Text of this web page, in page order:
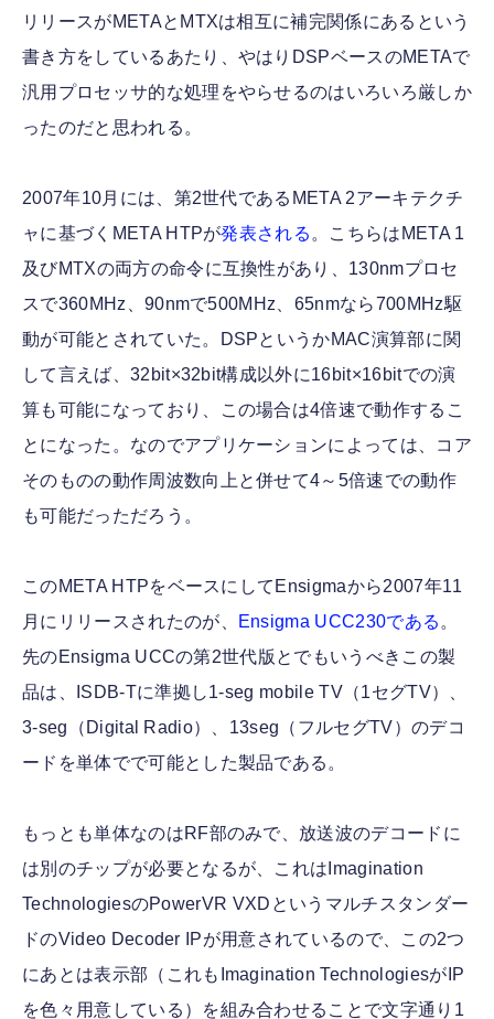
リリースがMETAとMTXは相互に補完関係にあるという
書き方をしているあたり、やはりDSPベースのMETAで
汎用プロセッサ的な処理をやらせるのはいろいろ厳しか
ったのだと思われる。
2007年10月には、第2世代であるMETA 2アーキテクチ
ャに基づくMETA HTPが発表される 。こちらはMETA 1
及びMTXの両方の命令に互換性があり、130nmプロセ
スで360MHz、90nmで500MHz、65nmなら700MHz駆
動が可能とされていた。DSPというかMAC演算部に関
して言えば、32bit×32bit構成以外に16bit×16bitでの演
算も可能になっており、この場合は4倍速で動作するこ
とになった。なのでアプリケーションによっては、コア
そのものの動作周波数向上と併せて4～5倍速での動作
も可能だっただろう。
このMETA HTPをベースにしてEnsigmaから2007年11
月にリリースされたのが、
Ensigma UCC230である 。
先のEnsigma UCCの第2世代版とでもいうべきこの製
品は、ISDB-Tに準拠し1-seg mobile TV（1セグTV）、
3-seg（Digital Radio）、13seg（フルセグTV）のデコ
ードを単体でで可能とした製品である。
もっとも単体なのはRF部のみで、放送波のデコードに
は別のチップが必要となるが、これはImagination
TechnologiesのPowerVR VXDというマルチスタンダー
ドのVideo Decoder IPが用意されているので、この2つ
にあとは表示部（これもImagination TechnologiesがIP
を色々用意している）を組み合わせることで文字通り1